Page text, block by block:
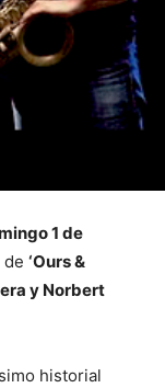
1 de
de ‘Ours &
y Norbert
historial